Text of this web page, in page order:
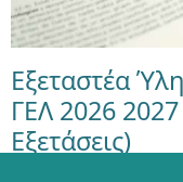
Εξεταστέα
ΓΕΛ 2026
Εξετάσεις)